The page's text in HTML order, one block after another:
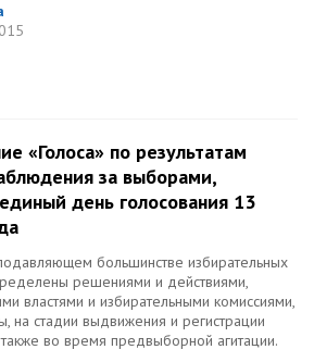
«Голоса» по результатам
за выборами,
день голосования 13
большинстве избирательных
решениями и действиями,
властями и избирательными комиссиями,
на стадии выдвижения и регистрации
во время предвыборной агитации.